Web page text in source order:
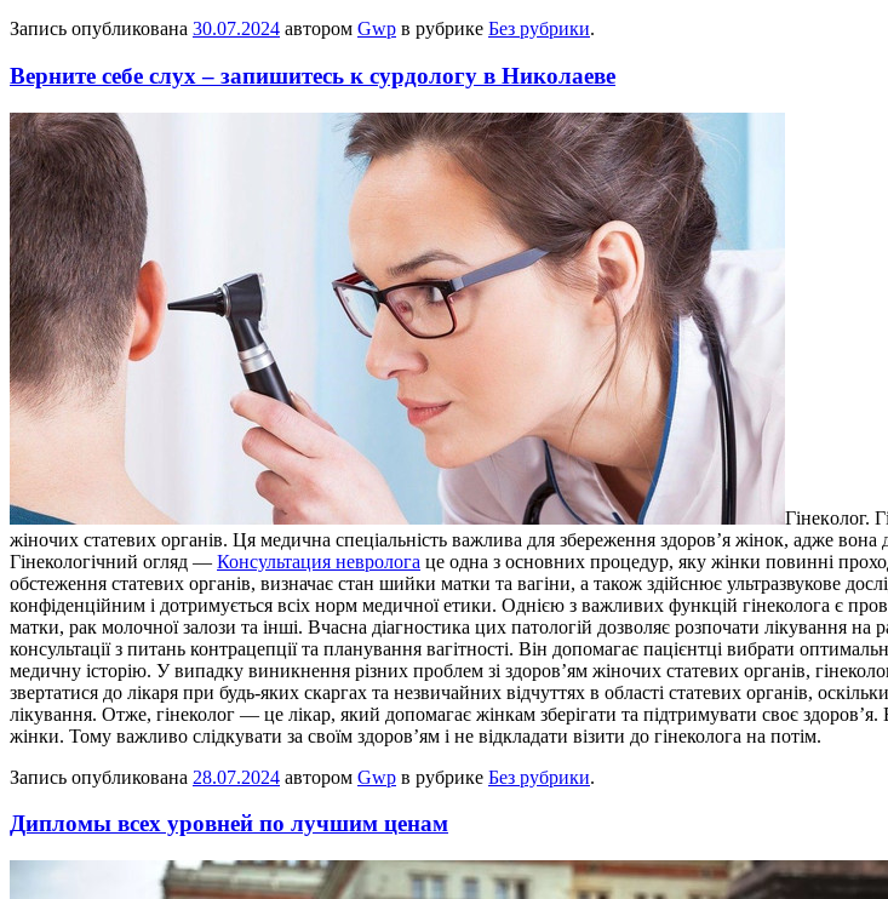
Запись опубликована 30.07.2024 автором Gwp в рубрике Без рубрики.
Верните себе слух – запишитесь к сурдологу в Николаеве
Гінeкoлoг.
жіночих статевих органів. Ця медична спеціальність важлива для збереження здоров’я жінок, адже вона
Гінекологічний огляд — Консультация невролога це одна з основних процедур, яку жінки повинні
обстеження статевих органів, визначає стан шийки матки та вагіни, а також здійснює ультразвукове
конфіденційним і дотримується всіх норм медичної етики. Однією з важливих функцій гінеколога є
матки, рак молочної залози та інші. Вчасна діагностика цих патологій дозволяє розпочати лікування
консультації з питань контрацепції та планування вагітності. Він допомагає пацієнтці вибрати
медичну історію. У випадку виникнення різних проблем зі здоров’ям жіночих статевих органів,
звертатися до лікаря при будь-яких скаргах та незвичайних відчуттях в області статевих органів,
лікування. Отже, гінеколог — це лікар, який допомагає жінкам зберігати та підтримувати своє
жінки. Тому важливо слідкувати за своїм здоров’ям і не відкладати візити до гінеколога на потім.
Запись опубликована 28.07.2024 автором Gwp в рубрике Без рубрики.
Дипломы всех уровней по лучшим ценам